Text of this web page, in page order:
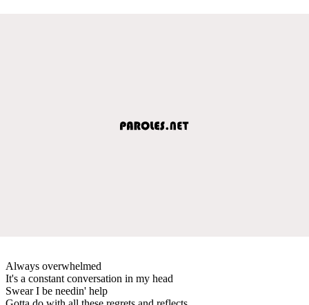
Always overwhelmed
It's a constant conversation in my head
Swear I be needin' help